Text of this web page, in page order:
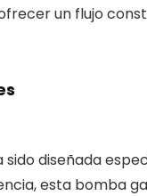
un flujo
sido diseñada
esta bomba